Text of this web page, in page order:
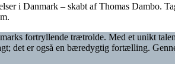
i Danmark – skabt af Thomas Dambo.
fortryllende trætrolde. Med et unikt
det er også en bæredygtig fortælling.